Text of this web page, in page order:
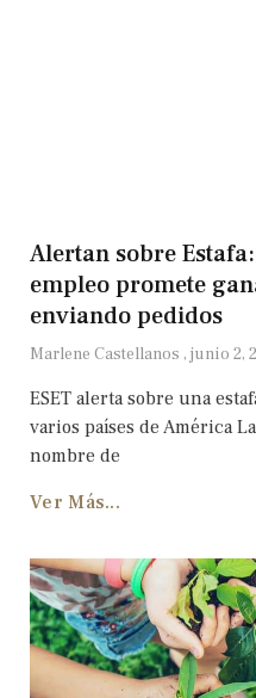
Alertan sobre
empleo promete
enviando pedidos
Marlene Castellanos junio 2,
ESET alerta sobre una
varios países de América
nombre de
Ver Más...